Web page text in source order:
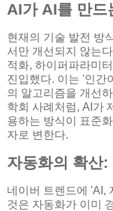
AI가 AI를 만드
현재의 기술 발전 방
서만 개선되지 않는
적화, 하이퍼파라미
진입했다. 이는 '인간
의 알고리즘을 개선
학회 사례처럼, AI가
용하는 방식이 표준
자로 변한다.
자동화의 확산:
네이버 트렌드에 'AI,
것은 자동화가 이미